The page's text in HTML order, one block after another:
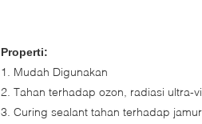
Properti:
1. Mudah Digunakan
2. Tahan terhadap ozon, radiasi ultra-
3. Curing sealant tahan terhadap jamur